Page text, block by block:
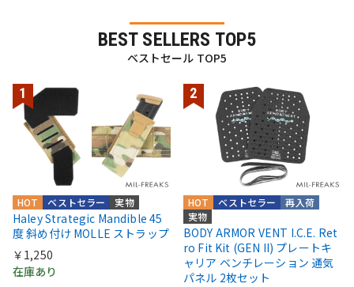
BEST SELLERS TOP5
ベストセール TOP5
実物
ベストセラー
HOT
Haley Strategic Mandible 45
度 斜め付け MOLLE ストラップ
￥1,250
在庫あり
実物
再入荷
ベストセラー
HOT
BODY ARMOR VENT I.C.E. Ret
ro Fit Kit (GEN II) プレートキ
ャリア ベンチレーション 通気
パネル 2枚セット